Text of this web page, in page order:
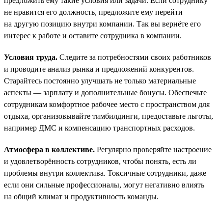
не нравится его должность, предложите ему перейти
на другую позицию внутри компании. Так вы вернёте его
интерес к работе и оставите сотрудника в компании.
Условия труда. Следите за потребностями своих работников
и проводите анализ рынка и предложений конкурентов.
Старайтесь постоянно улучшать не только материальные
аспекты — зарплату и дополнительные бонусы. Обеспечьте
сотрудникам комфортное рабочее место с пространством для
отдыха, организовывайте тимбилдинги, предоставьте льготы,
например ДМС и компенсацию транспортных расходов.
Атмосфера в коллективе. Регулярно проверяйте настроение
и удовлетворённость сотрудников, чтобы понять, есть ли
проблемы внутри коллектива. Токсичные сотрудники, даже
если они сильные профессионалы, могут негативно влиять
на общий климат и продуктивность команды.